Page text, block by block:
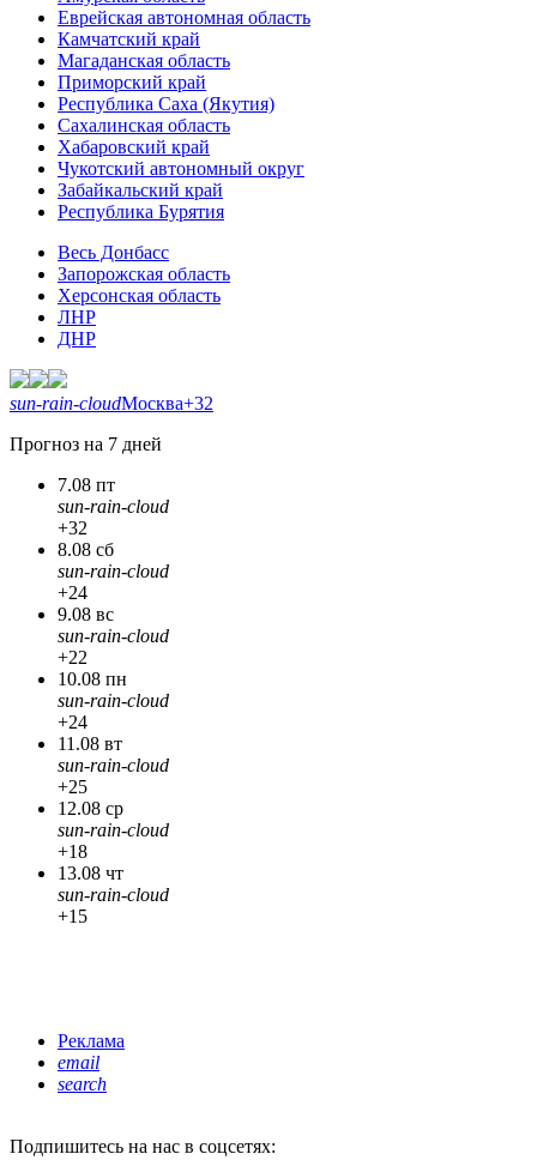
Еврейская автономная область
Камчатский край
Магаданская область
Приморский край
Республика Саха (Якутия)
Сахалинская область
Хабаровский край
Чукотский автономный округ
Забайкальский край
Республика Бурятия
Весь Донбасс
Запорожская область
Херсонская область
ЛНР
ДНР
sun-rain-cloudМосква+32
Прогноз на 7 дней
7.08 пт
sun-rain-cloud
+32
8.08 сб
sun-rain-cloud
+24
9.08 вс
sun-rain-cloud
+22
10.08 пн
sun-rain-cloud
+24
11.08 вт
sun-rain-cloud
+25
12.08 ср
sun-rain-cloud
+18
13.08 чт
sun-rain-cloud
+15
Реклама
email
search
Подпишитесь на нас в соцсетях: